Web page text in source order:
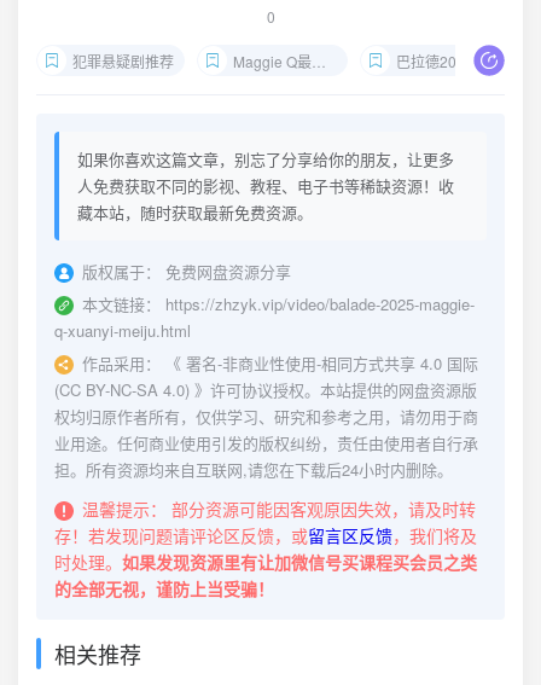
0
犯罪悬疑剧推荐 Maggie Q最新美剧 巴拉德2025中文字幕
如果你喜欢这篇文章，别忘了分享给你的朋友，让更多
人免费获取不同的影视、教程、电子书等稀缺资源！收
藏本站，随时获取最新免费资源。
版权属于：
免费网盘资源分享
本文链接：
https://zhzyk.vip/video/balade-2025-maggie-
q-xuanyi-meiju.html
作品采用：
《 署名-非商业性使用-相同方式共享 4.0 国际
(CC BY-NC-SA 4.0) 》许可协议授权。本站提供的网盘资源版
权均归原作者所有，仅供学习、研究和参考之用，请勿用于商
业用途。任何商业使用引发的版权纠纷，责任由使用者自行承
担。所有资源均来自互联网,请您在下载后24小时内删除。
温馨提示：
部分资源可能因客观原因失效，请及时转
存！若发现问题请评论区反馈，或留言区反馈，我们将及
时处理。 如果发现资源里有让加微信号买课程买会员之类
的全部无视，谨防上当受骗！
相关推荐